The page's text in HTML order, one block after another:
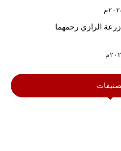
زرعة الرازي رحمهما